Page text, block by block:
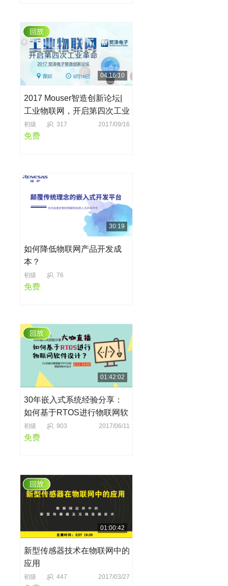
04:16:10
2017 Mouser智造创新论坛|
工业物联网，开启第四次工业
革命
初级 317 2017/09/16
免费
30:19
如何降低物联网产品开发成
本？
初级 76
免费
01:42:02
30年嵌入式系统经验分享：
如何基于RTOS进行物联网软
件设计？
初级 903 2017/06/11
免费
01:00:42
新型传感器技术在物联网中的
应用
初级 447 2017/03/27